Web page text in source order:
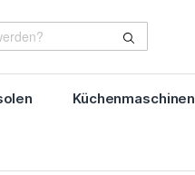
Küchenmaschinen